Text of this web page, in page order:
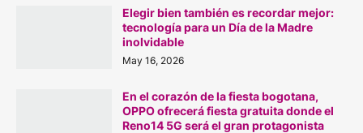
Elegir bien también es recordar mejor:
tecnología para un Día de la Madre
inolvidable
May 16, 2026
En el corazón de la fiesta bogotana,
OPPO ofrecerá fiesta gratuita donde el
Reno14 5G será el gran protagonista